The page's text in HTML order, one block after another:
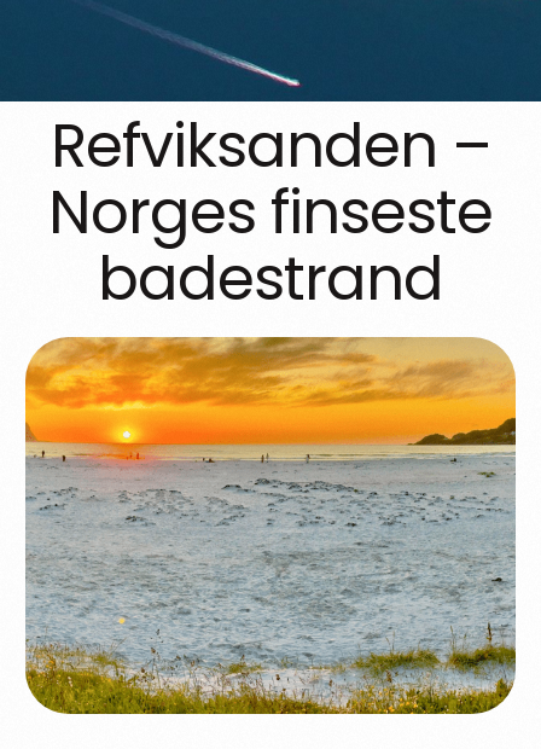
Refviksanden –
Norges finseste
badestrand